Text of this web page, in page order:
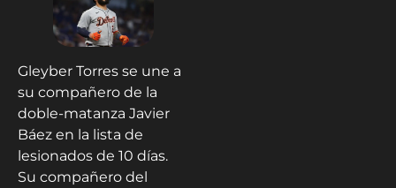
Gleyber Torres se une a
su compañero de la
doble-matanza Javier
Báez en la lista de
lesionados de 10 días.
Su compañero del